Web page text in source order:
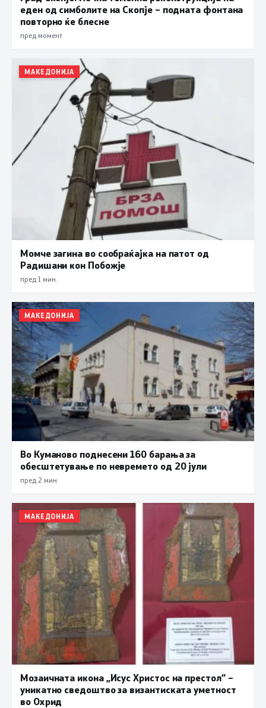
еден од симболите на Скопје – подната фонтана
повторно ќе блесне
пред момент
МАКЕДОНИЈА
Момче загина во сообраќајка на патот од
Радишани кон Побожје
пред 1 мин.
МАКЕДОНИЈА
Во Куманово поднесени 160 барања за
обесштетување по невремето од 20 јули
пред 2 мин.
МАКЕДОНИЈА
Мозаичната икона „Исус Христос на престол“ –
уникатно сведоштво за византиската уметност
во Охрид